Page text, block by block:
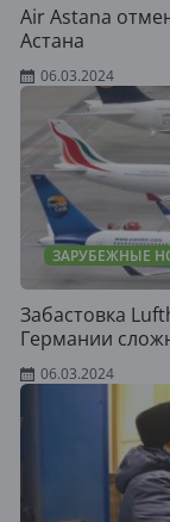
Air Astana
Астана
06.03.2024
ЗАРУБЕЖНЫЕ
Забастовка
Германии
06.03.2024